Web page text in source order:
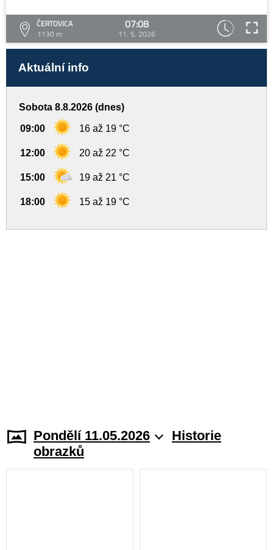
ČERTOVICA
1130 m
07:08
11. 5. 2026
Aktuální info
Sobota 8.8.2026 (dnes)
09:00 16 až 19 °C
12:00 20 až 22 °C
15:00 19 až 21 °C
18:00 15 až 19 °C
Pondělí 11.05.2026
Historie
obrazků